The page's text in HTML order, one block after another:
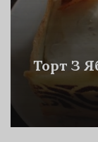
Торт З